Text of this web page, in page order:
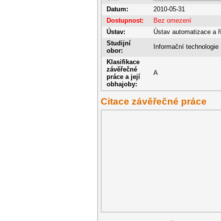
Datum:
2010-05-31
Dostupnost:
Bez omezení
Ústav:
Ústav automatizace a
Studijní
obor:
Informační technologie
Klasifikace
závěřečné
práce a její
obhajoby:
A
Citace závěřečné práce